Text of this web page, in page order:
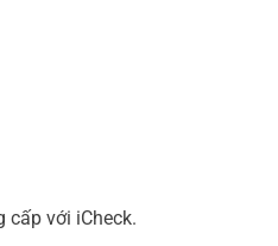
với iCheck.